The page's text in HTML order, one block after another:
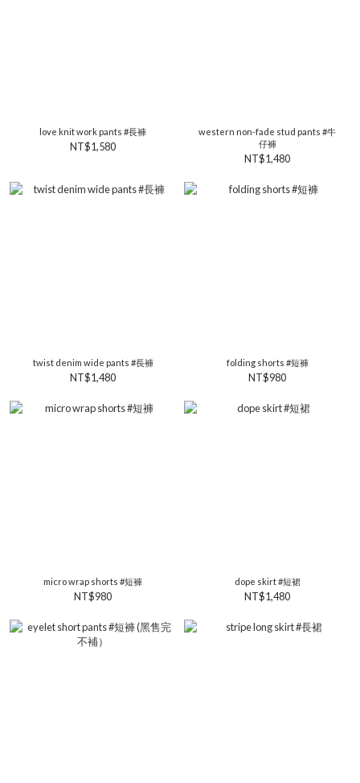
love knit work pants #長褲
NT$1,580
western non-fade stud pants #牛
仔褲
NT$1,480
twist denim wide pants #長褲
NT$1,480
folding shorts #短褲
NT$980
micro wrap shorts #短褲
NT$980
dope skirt #短裙
NT$1,480